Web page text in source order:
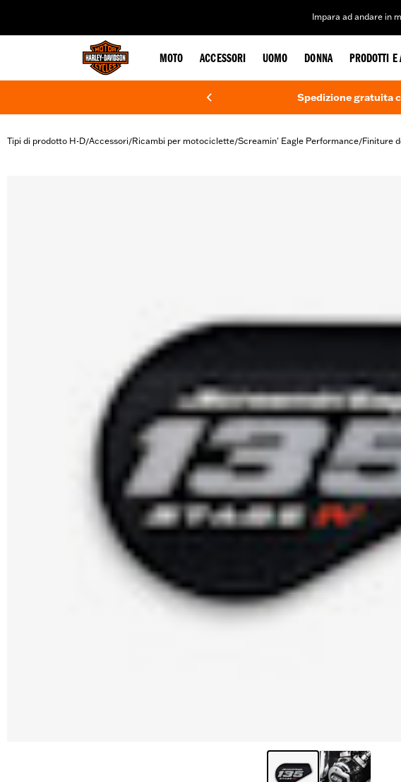
Impara ad andare in
MOTO ACCESSORI UOMO DONNA PRODOTTI E
Spedizione gratuita
Tipi di prodotto H-D/Accessori/Ricambi per motociclette/Screamin' Eagle Performance/Finiture